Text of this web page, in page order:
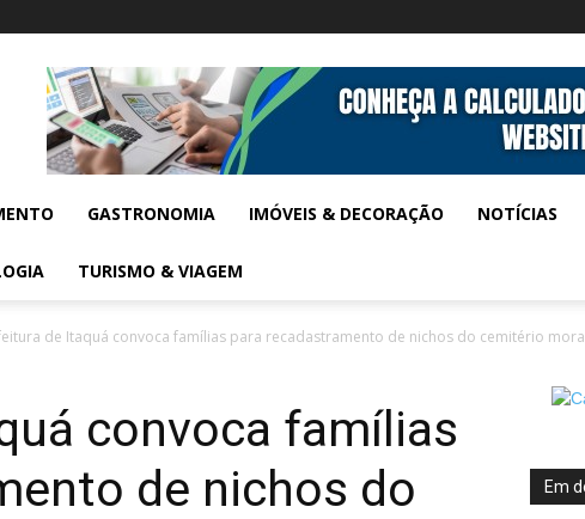
GASTRONOMIA IMÓVEIS & DECORAÇÃO NOTÍCIAS
TURISMO & VIAGEM
de Itaquá convoca famílias para recadastramento de nichos do cemitério
convoca famílias
de nichos do
Em